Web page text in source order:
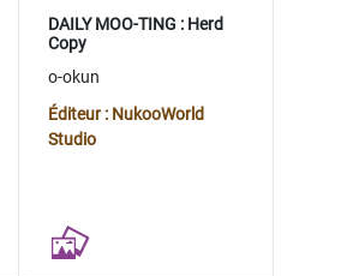
DAILY MOO-TING : Herd
Copy
o-okun
Éditeur : NukooWorld
Studio